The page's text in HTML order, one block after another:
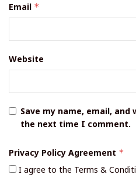
Email *
Website
Save my name, email,
the next time I comment.
Privacy Policy Agreement *
I agree to the Terms &